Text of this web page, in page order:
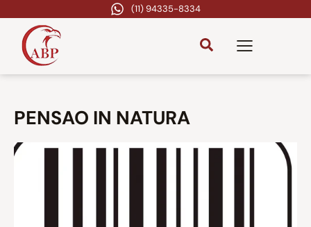
(11) 94335-8334
PENSAO IN NATURA